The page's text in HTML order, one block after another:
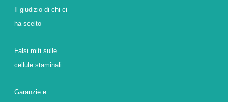
Il giudizio di chi ci
ha scelto
Falsi miti sulle
cellule staminali
Garanzie e